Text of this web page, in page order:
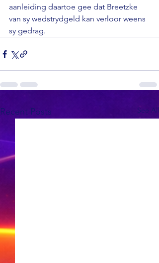
aanleiding daartoe gee dat Breetzke
van sy wedstrydgeld kan verloor weens
sy gedrag.
Recent Posts See All